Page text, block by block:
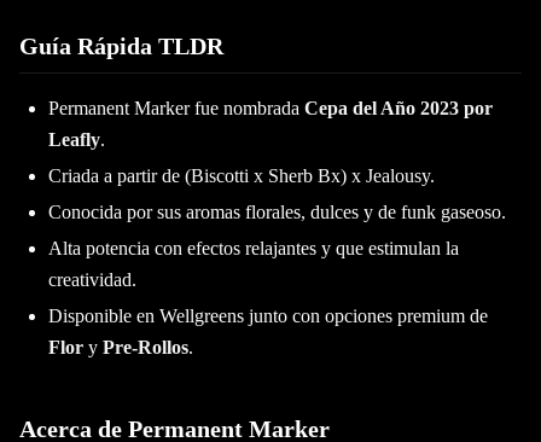
Guía Rápida TLDR
Permanent Marker fue nombrada Cepa del Año 2023 por
Leafly.
Criada a partir de (Biscotti x Sherb Bx) x Jealousy.
Conocida por sus aromas florales, dulces y de funk gaseoso.
Alta potencia con efectos relajantes y que estimulan la
creatividad.
Disponible en Wellgreens junto con opciones premium de
Flor y Pre-Rollos.
Acerca de Permanent Marker